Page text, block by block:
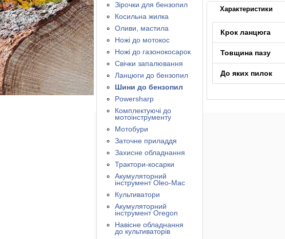
Зірочки для бензопил
Косильна жилка
Оливи, мастила
Ножі до мотокос
Ножі до газонокосарок
Свічки запалювання
Ланцюги до бензопил
Шини до бензопил
Powersharp
Комплектуючі до
мотоінструменту
Мотобури
Заточне приладдя
Захисне обладнання
Трактори-косарки
Акумуляторний
інструмент Oleo-Mac
Культиватори
Акумуляторний
інструмент Oregon
Навісне обладнання
до культиваторів
Характеристики
Крок ланцюга
Товщина пазу
До яких пилок